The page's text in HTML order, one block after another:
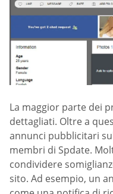
La maggior parte dei
dettagliati. Oltre a
annunci pubblicitari
membri di Spdate.
condividere
sito. Ad esempio, un